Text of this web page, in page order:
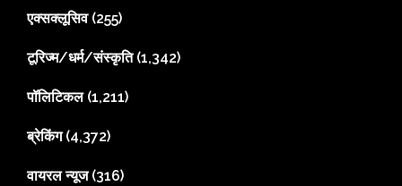
एक्सक्लूसिव(255)
टूरिज्म/धर्म/संस्कृति(1,342)
पॉलिटिकल(1,211)
ब्रेकिंग(4,372)
वायरल न्यूज(316)